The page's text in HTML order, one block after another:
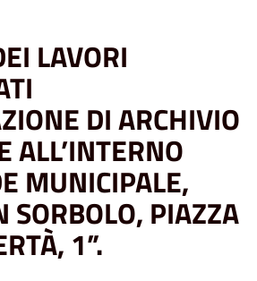
LAVORI
DI ARCHIVIO
ALL’INTERNO
MUNICIPALE,
SORBOLO, PIAZZA
1”.